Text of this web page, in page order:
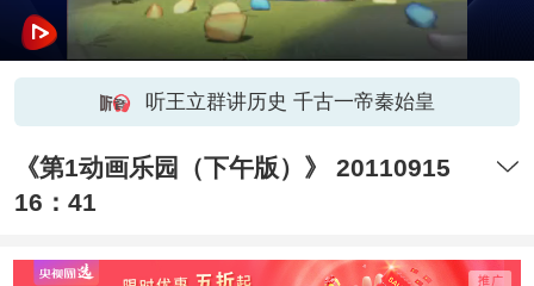
听王立群讲历史 千古一帝秦始皇
《第1动画乐园（下午版）》 20110915
16：41